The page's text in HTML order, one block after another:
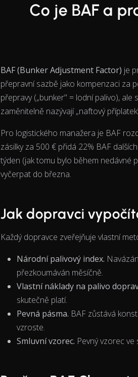
Co je BAF a
BAF (Bunker Adjustment Factor) je
přepravní sazbě jako kompenzaci za
přepravy („bunker" = lodní palivo), ale
zaměnitelně nazývají „naftový
Pro logistického manažera je BAF
zásilky za 500 € přidá 22% BAF
týden (jak tomu bylo během nedávné
vyčerpat do března.
Jak dopravci
Každý dopravce zveřejňuje vlastní
Národní palivový index.
přezkoumáván měsíčně.
Vlastní náklady na palivo
skutečně platí.
Pevná pásma. BAF zůstává
vzroste.
Smluvní vzorec. Pevný vzorec